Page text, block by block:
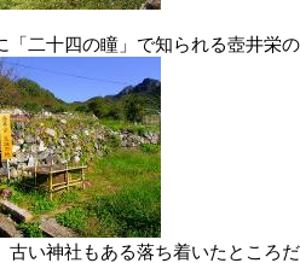
「二十四の瞳」で知られる壺井栄
古い神社もある落ち着いたところ